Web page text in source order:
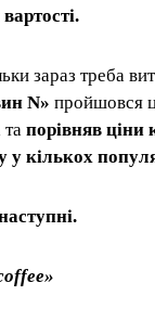
зараз треба
N» пройшовся
порівняв ціни
у кількох